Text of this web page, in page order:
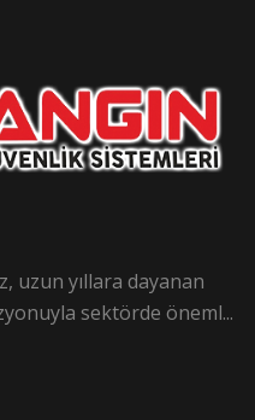
uzun yıllara dayanan
sektörde öneml...